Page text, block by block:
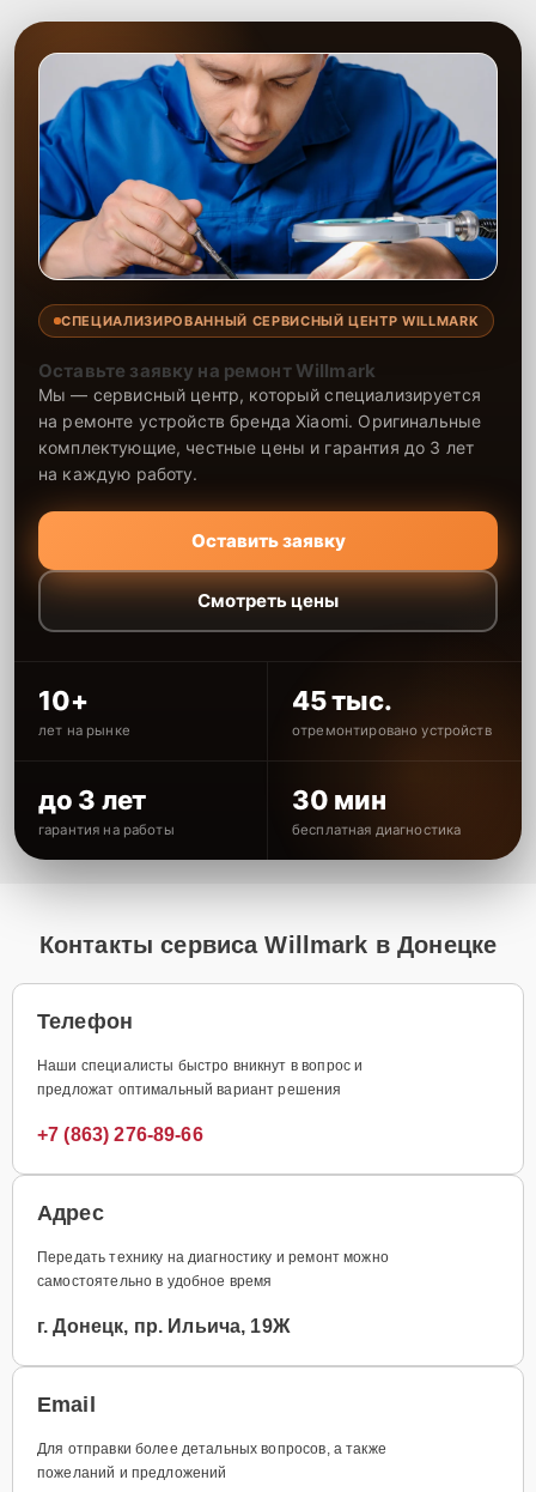
СПЕЦИАЛИЗИРОВАННЫЙ СЕРВИСНЫЙ ЦЕНТР WILLMARK
Оставьте заявку на ремонт Willmark
Мы — сервисный центр, который специализируется
на ремонте устройств бренда Xiaomi. Оригинальные
комплектующие, честные цены и гарантия до 3 лет
на каждую работу.
Оставить заявку
Смотреть цены
10+
лет на рынке
45 тыс.
отремонтировано устройств
до 3 лет
гарантия на работы
30 мин
бесплатная диагностика
Контакты сервиса Willmark в Донецке
Телефон
Наши специалисты быстро вникнут в вопрос и
предложат оптимальный вариант решения
+7 (863) 276-89-66
Адрес
Передать технику на диагностику и ремонт можно
самостоятельно в удобное время
г. Донецк, пр. Ильича, 19Ж
Email
Для отправки более детальных вопросов, а также
пожеланий и предложений